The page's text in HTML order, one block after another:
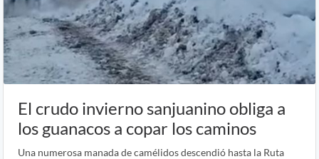
El crudo invierno sanjuanino obliga a
los guanacos a copar los caminos
Una numerosa manada de camélidos descendió hasta la Ruta